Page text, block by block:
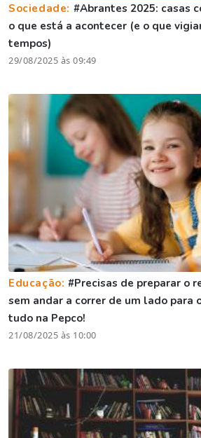
Sociedade: #Abrantes 2025: casas
o que está a acontecer (e o que
tempos)
29/08/2025 às 09:49
Educação:#Precisas de preparar o
sem andar a correr de um lado para
tudo na Pepco!
21/08/2025 às 10:00